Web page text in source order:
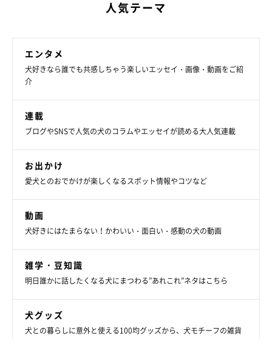
人気テーマ
エンタメ
犬好きなら誰でも共感しちゃう楽しいエッセイ・画像・動画をご紹
介
連載
ブログやSNSで人気の犬のコラムやエッセイが読める大人気連載
お出かけ
愛犬とのおでかけが楽しくなるスポット情報やコツなど
動画
犬好きにはたまらない！かわいい・面白い・感動の犬の動画
雑学・豆知識
明日誰かに話したくなる犬にまつわる”あれこれ”ネタはこちら
犬グッズ
犬との暮らしに意外と使える100均グッズから、犬モチーフの雑貨